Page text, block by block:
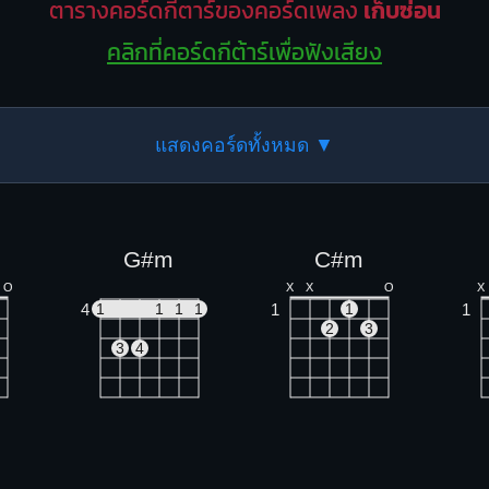
ตารางคอร์ดกีตาร์ของคอร์ดเพลง เก็บซ่อน
คลิกที่คอร์ดกีต้าร์เพื่อฟังเสียง
แสดงคอร์ดทั้งหมด ▼
O
G#m
4 1 1 1 1
3 4
C#m
X X O
1
1
2
3
X
1